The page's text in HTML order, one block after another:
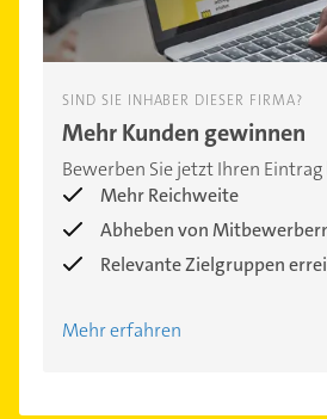
SIND SIE INHABER DIESER FIRMA?
Mehr Kunden gewinnen
Bewerben Sie jetzt Ihren Eintrag
Mehr Reichweite
Abheben von
Relevante Zielgruppen
Mehr erfahren